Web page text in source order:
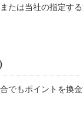
たは当社の指定す
でもポイントを換